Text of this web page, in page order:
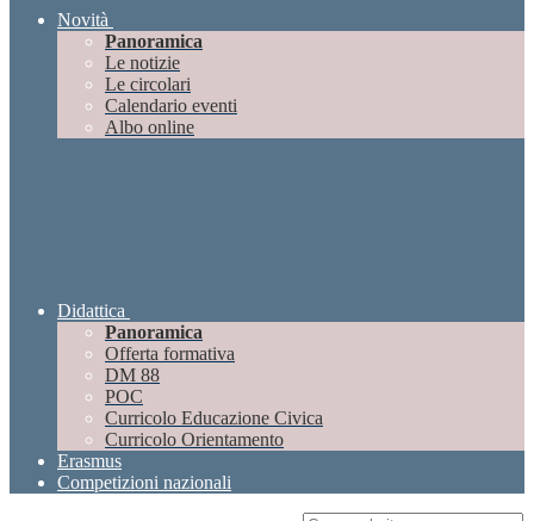
Novità
Panoramica
Le notizie
Le circolari
Calendario eventi
Albo online
Didattica
Panoramica
Offerta formativa
DM 88
POC
Curricolo Educazione Civica
Curricolo Orientamento
Erasmus
Competizioni nazionali